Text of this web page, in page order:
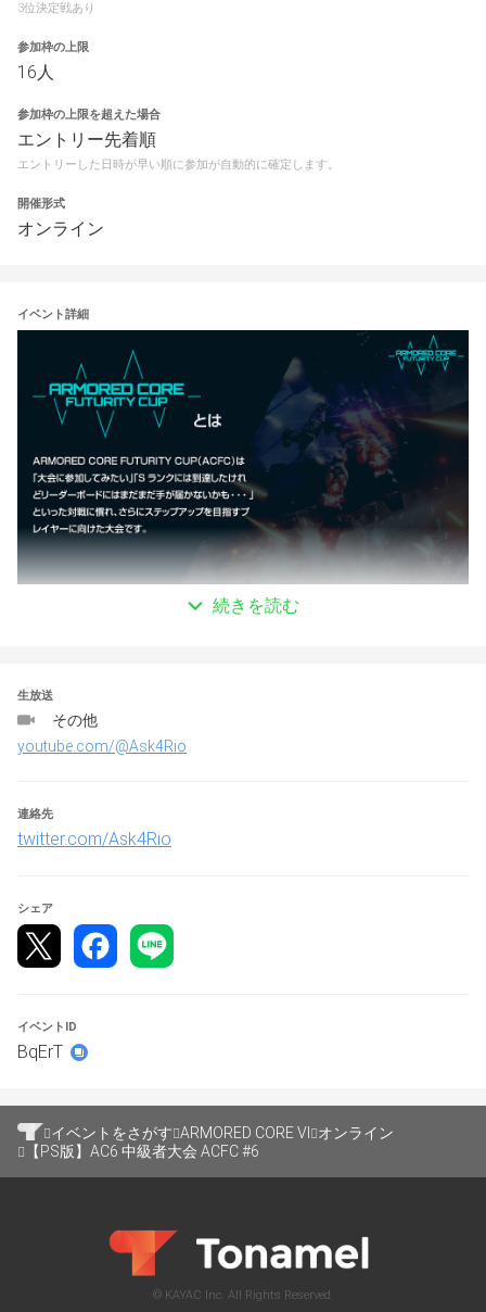
3位決定戦あり
参加枠の上限
16人
参加枠の上限を超えた場合
エントリー先着順
エントリーした日時が早い順に参加が自動的に確定します。
開催形式
オンライン
イベント詳細
続きを読む
生放送
その他
youtube.com/@Ask4Rio
連絡先
twitter.com/Ask4Rio
シェア
イベントID
BqErT
イベントをさがす ARMORED CORE VI
オンライン
【PS版】AC6 中級者大会 ACFC #6
© KAYAC Inc. All Rights Reserved.